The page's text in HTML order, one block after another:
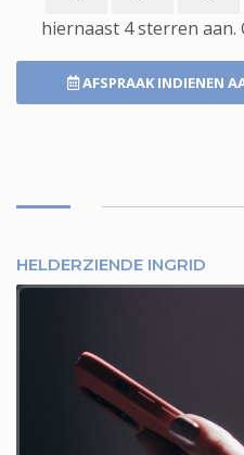
hiernaast 4 sterren aan.
AFSPRAAK INDIENEN
HELDERZIENDE INGRID